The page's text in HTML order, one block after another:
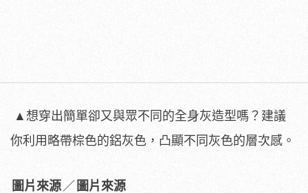
▲想穿出簡單卻又與眾不同的全身灰造型嗎？建議
你利用略帶棕色的鋁灰色，凸顯不同灰色的層次感。
圖片來源 ／ 圖片來源